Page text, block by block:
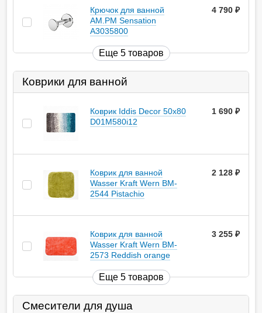
Крючок для ванной
AM.PM Sensation
A3035800
4 790
Еще 5 товаров
Коврики для ванной
Коврик Iddis Decor 50х80
D01M580i12
1 690
Коврик для ванной
Wasser Kraft Wern BM-
2544 Pistachio
2 128
Коврик для ванной
Wasser Kraft Wern BM-
2573 Reddish orange
3 255
Еще 5 товаров
Смесители для душа